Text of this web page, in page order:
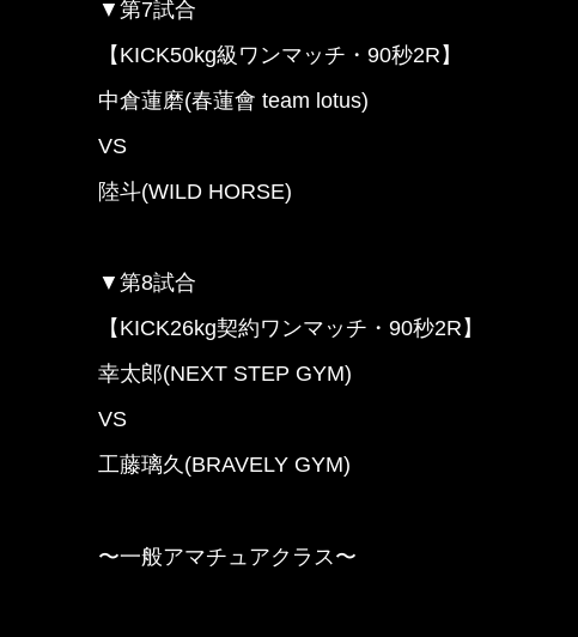
▼第7試合
【KICK50kg級ワンマッチ・90秒2R】
中倉蓮磨(春蓮會 team lotus)
VS
陸斗(WILD HORSE)
▼第8試合
【KICK26kg契約ワンマッチ・90秒2R】
幸太郎(NEXT STEP GYM)
VS
工藤璃久(BRAVELY GYM)
〜一般アマチュアクラス〜